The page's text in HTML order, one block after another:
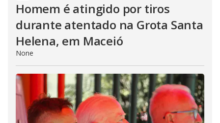
Homem é atingido por tiros
durante atentado na Grota Santa
Helena, em Maceió
None